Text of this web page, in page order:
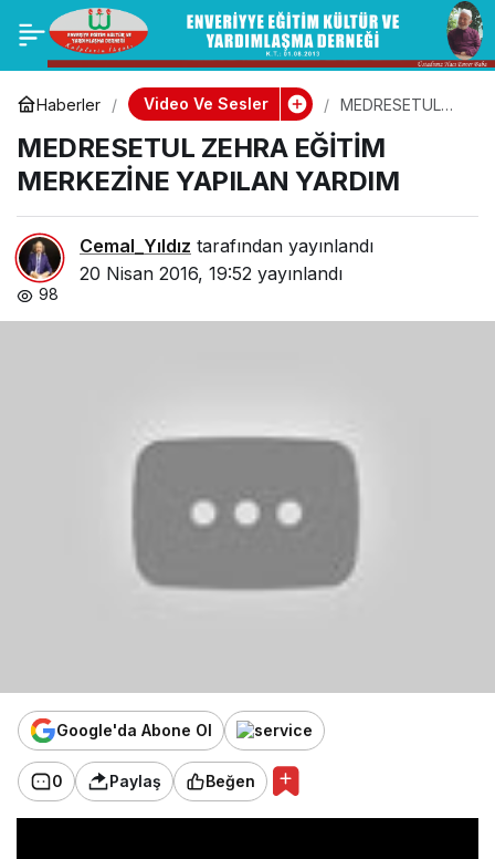
Haberler Video Ve Sesler
MEDRESETUL
MERKEZİNE
YAPILAN YARDIM
MEDRESETUL ZEHRA EĞİTİM
MERKEZİNE YAPILAN YARDIM
Cemal_Yıldız tarafından yayınlandı
20 Nisan 2016, 19:52 yayınlandı
98
Google'da Abone Ol
0 Paylaş Beğen
KUTSAL
TOPRAKLARA
YOLCULUK ÖNCESİ
HACI BABAMIZIN
KONUŞMASI
0 Paylaş